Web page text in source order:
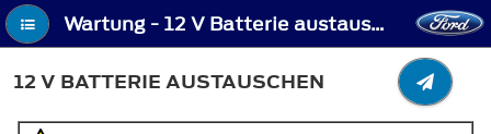
Wartung - 12 V Batterie austauschen
12 V BATTERIE AUSTAUSCHEN